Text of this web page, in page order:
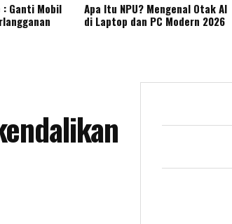
: Ganti Mobil
Apa Itu NPU? Mengenal Otak AI
di Laptop dan PC Modern 2026